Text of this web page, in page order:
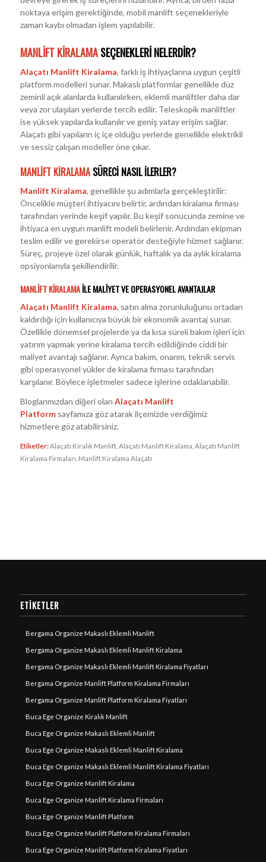
noktaya erişim gerektiğinde, mobil manlift seçenekleriyle
zaman kaybı olmadan işlem yapılabilir.
MANLIFT KIRALAMASEÇENEKLERI NELERDIR?
Alaçatı Manlift Kiralama, farklı iş ihtiyaçlarına uygun çeşitli
platform modelleri sunar. Makaslı platformlar genellikle düz
zeminli açık alanlarda kullanılırken, eklemli manliftler daha dar
veya zor ulaşılan yerlerde tercih edilir. Teleskopik manliftler
ise yüksek yapılarda kullanılır ve geniş yatay erişim sağlar.
Alaçatı gibi yapıların iç içe olduğu yerlerde genellikle elektrikli
ve sessiz çalışan modeller öne çıkar.
MANLIFT KIRALAMASÜRECI NASIL İLERLER?
Manlift Kiralama, genellikle şu adımlarla gerçekleştirilir:
Öncelikle müşteri ihtiyacını belirtir, ardından kiralama firması
tarafından yerinde keşif yapılır. Bu keşif sonucunda zemine ve
ihtiyaca en uygun manlift modeli belirlenir. Ardından ekipman
teslim edilir ve gerekirse operatör desteğiyle hizmet sağlanır.
Süreç, projeye özel olarak günlük, haftalık ya da aylık kiralama
opsiyonlarıyla şekillendirilir.
MANLIFT KIRALAMAILE MALIYET VE OPERASYONEL AVANTAJLAR
Alaçatı Manlift Kiralama, satın alma zorunluluğunu ortadan
kaldırdığı için kullanıcıya büyük bir ekonomik avantaj sunar.
Özellikle dönemsel projelerde ya da kısa süreli bakım işleri için
yatırım yapmak yerine kiralama tercih edildiğinde ciddi bir
maliyet avantajı sağlanır. Ayrıca bakım, onarım, teknik servis
gibi operasyonel yükler de kiralama firması tarafından
karşılanır. Böylece işletmeler sadece işlerine odaklanabilir.
Bloglarımızdan diğeri olan Alaçatı Manlift
Platformsayfamıza göz atarak ilçemizde verdiğimiz
hizmetlere göz atabilirsiniz.
Etiketler:Alaçatı Kiralık Manlift, Alaçatı Manlift Kiralama Alaçatı Manlift
Kiralama Firmaları Manlift Kiralama Alaçatı
ETIKETLER
Bergama Organize Makaslı Eklemli Manlift
Bergama Organize Makaslı Eklemli Manlift Kiralama
Bergama Organize Makaslı Eklemli Manlift Kiralama Fiyatları
Bergama Organize Manlift Platform Kiralama Firmaları
Bergama Organize Manlift Platform Kiralama Fiyatları
Buca Ege Organize Kiralık Manlift
Buca Ege Organize Makaslı Eklemli Manlift
Buca Ege Organize Makaslı Eklemli Manlift Kiralama
Buca Ege Organize Makaslı Eklemli Manlift Kiralama Fiyatları
Buca Ege Organize Manlift Kiralama
Buca Ege Organize Manlift Kiralama Firmaları
Buca Ege Organize Manlift Platform
Buca Ege Organize Manlift Platform Kiralama Firmaları
Buca Ege Organize Manlift Platform Kiralama Fiyatları